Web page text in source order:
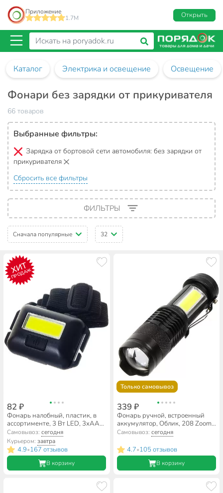
Приложение
1.7M
Открыть
Каталог Электрика и освещение Освещение
Фонари без зарядки от прикуривателя
66 товаров
Выбранные фильтры:
Зарядка от бортовой сети автомобиля: без зарядки от
прикуривателя
Сбросить все фильтры
ФИЛЬТРЫ
Сначала популярные 32
ХИТ
ПРОДАЖ
82 ₽
Фонарь налобный, пластик, в
ассортименте, 3 Вт LED, 3хAAA,
SPE17194-7
Самовывоз:сегодня
Курьером:завтра
4.9•167 отзывов
В корзину
Только самовывоз
339 ₽
Фонарь ручной, встроенный
аккумулятор, Облик, 208 Zoom,
зарядка от USB, алюминий,
Самовывоз: сегодня
4.7•105 отзывов
В корзину